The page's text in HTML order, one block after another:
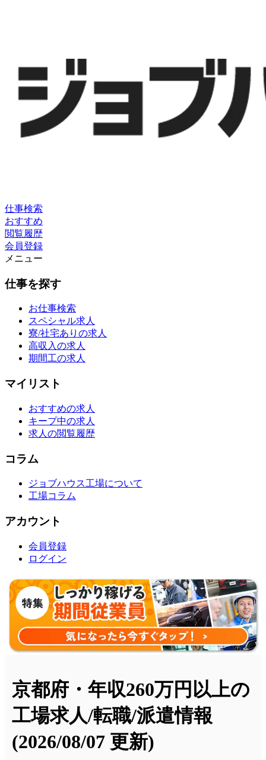
仕事検索
おすすめ
閲覧履歴
会員登録
メニュー
仕事を探す
お仕事検索
スペシャル求人
寮/社宅ありの求人
高収入の求人
期間工の求人
マイリスト
おすすめの求人
キープ中の求人
求人の閲覧履歴
コラム
ジョブハウス工場について
工場コラム
アカウント
会員登録
ログイン
京都府・年収260万円以上の
工場求人/転職/派遣情報
(2026/08/07 更新)